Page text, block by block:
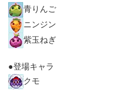
青りんご
ニンジン
紫玉ねぎ
●登場キャラ
クモ